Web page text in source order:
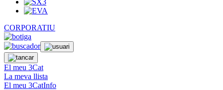
CORPORATIU
El meu 3Cat
La meva llista
El meu 3CatInfo